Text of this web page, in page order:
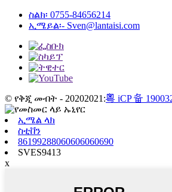
ስልክ፡ 0755-84656214
ኢሜይል፡- Sven@lantaisi.com
© የቅጂ መብት - 20202021:粤 iCP 备
ኢሜል ላክ
ስቲቨን
86199288060606060690
SVES9413
x